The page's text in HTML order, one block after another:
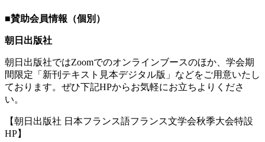
■賛助会員情報（個別）
朝日出版社
朝日出版社ではZoomでのオンラインブースのほか、学会期
間限定「新刊テキスト見本デジタル版」などをご用意いたし
ております。ぜひ下記HPからお気軽にお立ちよりくださ
い。
【朝日出版社 日本フランス語フランス文学会秋季大会特設
HP】